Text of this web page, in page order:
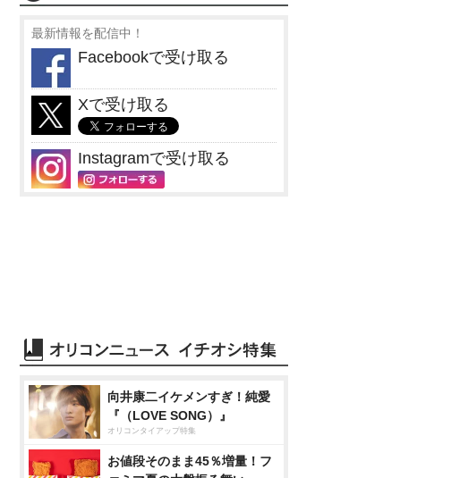
最新情報を配信中！
Facebookで受け取る
Xで受け取る
Instagramで受け取る
向井康二イケメンすぎ！純愛
『（LOVE SONG）』
オリコンタイアップ特集
お値段そのまま45％増量！フ